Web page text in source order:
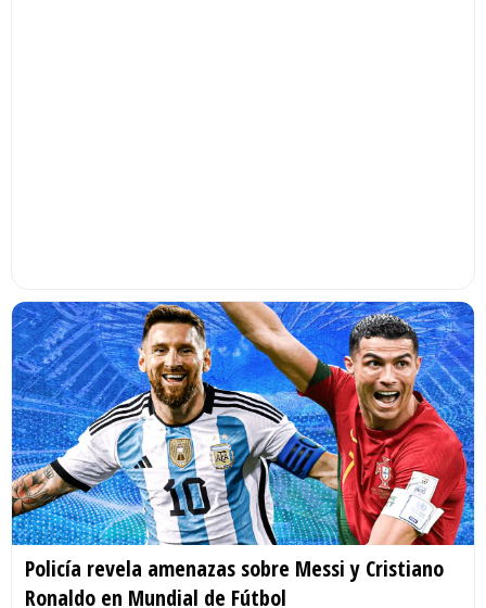
Policía revela amenazas sobre Messi y Cristiano
Ronaldo en Mundial de Fútbol